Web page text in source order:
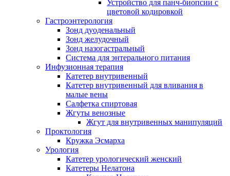
Устройство для панч-биопсии с
цветовой кодировкой
Гастроэнтерология
Зонд дуоденальный
Зонд желудочный
Зонд назогастральный
Система для энтерального питания
Инфузионная терапия
Катетер внутривенный
Катетер внутривенный для вливания в
малые вены
Салфетка спиртовая
Жгуты венозные
Жгут для внутривенных манипуляций
Проктология
Кружка Эсмарха
Урология
Катетер урологический женский
Катетеры Нелатона